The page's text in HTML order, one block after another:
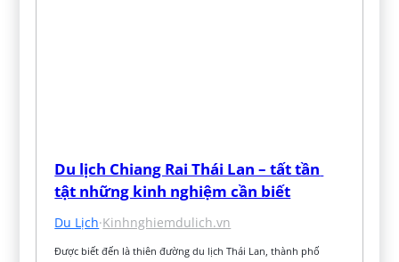
Du lịch Chiang Rai Thái Lan – tất tần
tật những kinh nghiệm cần biết
Du Lịch·Kinhnghiemdulich.vn
Được biết đến là thiên đường du lịch Thái Lan, thành phố